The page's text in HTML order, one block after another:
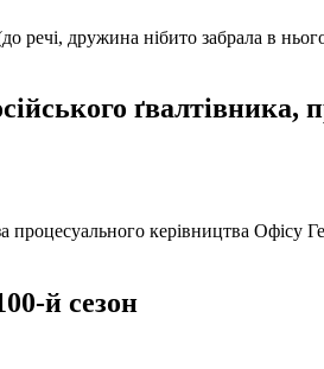
дружина нібито забрала в
ґвалтівника,
процесуального керівництва Офісу
й сезон